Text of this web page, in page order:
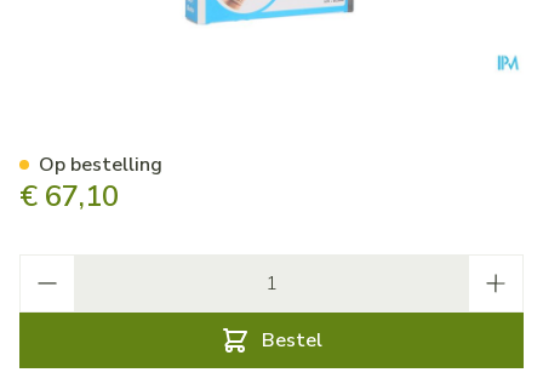
€ 67,10
Bestel
Op bestelling